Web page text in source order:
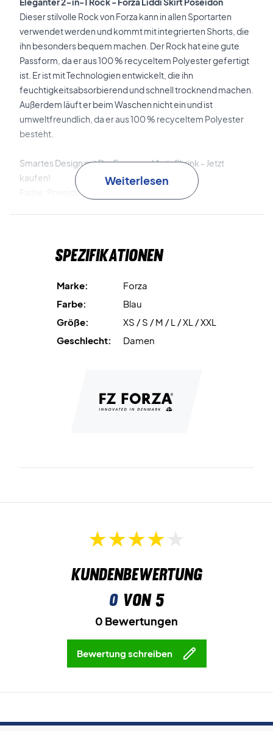
Dieser stilvolle Rock von Forza kann in allen Sportarten
verwendet werden und kommt mit integrierten Shorts, die
ihn besonders bequem machen. Der Rock hat eine gute
Passform, da er aus 100 % recyceltem Polyester gefertigt
ist. Er ist mit Technologien entwickelt, die ihn
feuchtigkeitsabsorbierend und schnell trocknend machen.
Außerdem läuft er beim Waschen nicht ein und ist
umweltfreundlich, da er aus 100 % recyceltem Polyester
besteht.
Smartes Design mit Dry Force und Anti-Shrink - Jetzt
kaufen!
Farbe: Poseidon
Weiterlesen
Spezifikationen
Marke:
Forza
Farbe:
Blau
Größe:
XS / S / M / L / XL / XXL
Geschlecht:
Damen
Kundenbewertung
0von 5
0 Bewertungen
Bewertung schreiben